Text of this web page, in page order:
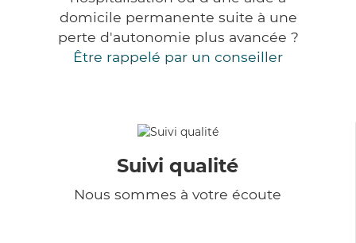
domicile permanente suite à une
perte d'autonomie plus avancée ?
Être rappelé par un conseiller
Suivi qualité
Nous sommes à votre écoute